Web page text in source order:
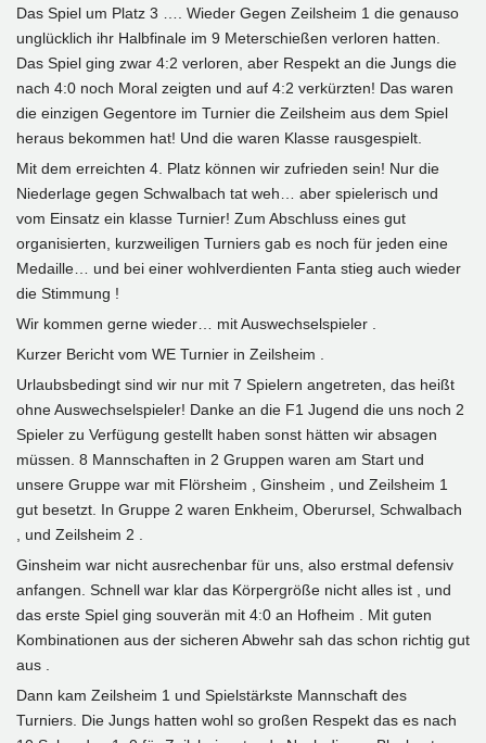
Das Spiel um Platz 3 …. Wieder Gegen Zeilsheim 1 die genauso
unglücklich ihr Halbfinale im 9 Meterschießen verloren hatten.
Das Spiel ging zwar 4:2 verloren, aber Respekt an die Jungs die
nach 4:0 noch Moral zeigten und auf 4:2 verkürzten! Das waren
die einzigen Gegentore im Turnier die Zeilsheim aus dem Spiel
heraus bekommen hat! Und die waren Klasse rausgespielt.
Mit dem erreichten 4. Platz können wir zufrieden sein! Nur die
Niederlage gegen Schwalbach tat weh… aber spielerisch und
vom Einsatz ein klasse Turnier! Zum Abschluss eines gut
organisierten, kurzweiligen Turniers gab es noch für jeden eine
Medaille… und bei einer wohlverdienten Fanta stieg auch wieder
die Stimmung !
Wir kommen gerne wieder… mit Auswechselspieler .
Kurzer Bericht vom WE Turnier in Zeilsheim .
Urlaubsbedingt sind wir nur mit 7 Spielern angetreten, das heißt
ohne Auswechselspieler! Danke an die F1 Jugend die uns noch 2
Spieler zu Verfügung gestellt haben sonst hätten wir absagen
müssen. 8 Mannschaften in 2 Gruppen waren am Start und
unsere Gruppe war mit Flörsheim , Ginsheim , und Zeilsheim 1
gut besetzt. In Gruppe 2 waren Enkheim, Oberursel, Schwalbach
, und Zeilsheim 2 .
Ginsheim war nicht ausrechenbar für uns, also erstmal defensiv
anfangen. Schnell war klar das Körpergröße nicht alles ist , und
das erste Spiel ging souverän mit 4:0 an Hofheim . Mit guten
Kombinationen aus der sicheren Abwehr sah das schon richtig gut
aus .
Dann kam Zeilsheim 1 und Spielstärkste Mannschaft des
Turniers. Die Jungs hatten wohl so großen Respekt das es nach